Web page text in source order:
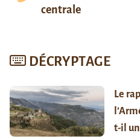
centrale
DÉCRYPTAGE
Le
t-il